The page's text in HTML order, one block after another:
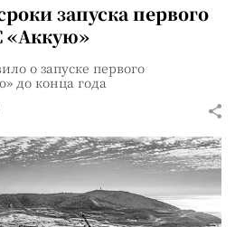
запуска первого
«Аккую»
о запуске первого
до конца года